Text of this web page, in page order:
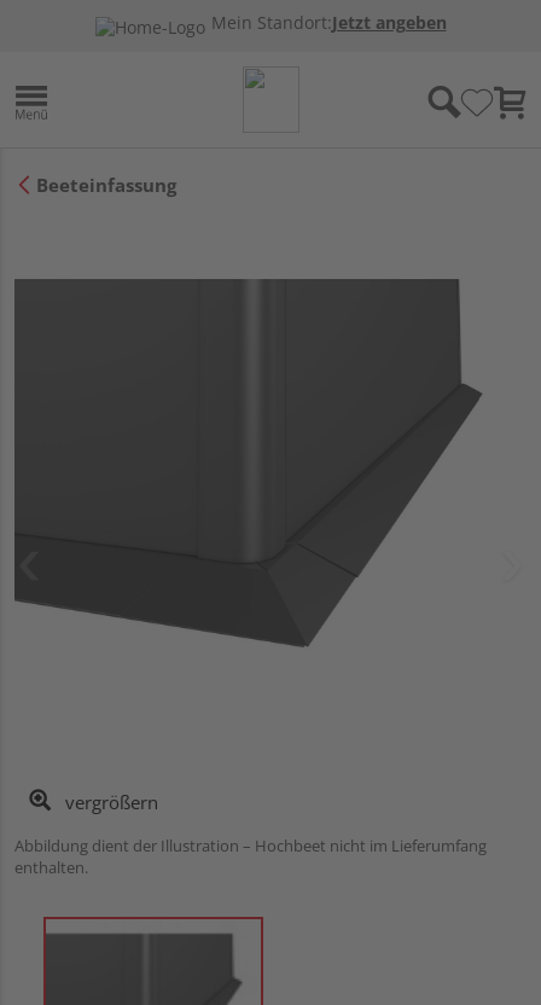
Mein Standort:Jetzt angeben
Beeteinfassung
vergrößern
Abbildung dient der Illustration – Hochbeet nicht im Lieferumfang
enthalten.